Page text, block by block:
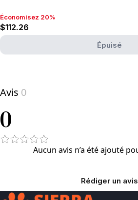
Économisez 20%, $112.26
Économisez 20%
$112.26
Épuisé
Avis 0
0
Aucun avis n’a été ajouté
Rédiger un avis